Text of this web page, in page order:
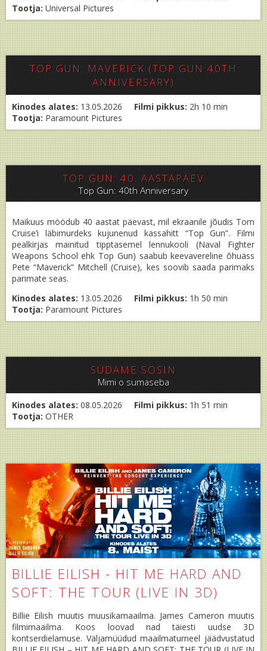
Tootja: Universal Pictures
TOP GUN: MAVERICK (TOP GUN 40TH
ANNIVERSARY)
Kinodes alates: 13.05.2026 Filmi pikkus: 2h 10 min
Tootja: Paramount Pictures
TOP GUN: 40. AASTAPÄEV
Top Gun: 40th Anniversary
Maikuus möödub 40 aastat päevast, mil ekraanile jõudis Tom
Cruise’i läbimurdeks kujunenud kassahitt “Top Gun”. Filmi
pealkirjas mainitud tipptasemel lennukooli (Naval Fighter
Weapons School ehk Top Gun) saabub keevavereline õhuäss
Pete “Maverick” Mitchell (Cruise), kes soovib saada parimaks
parimate seas.
Kinodes alates: 13.05.2026 Filmi pikkus: 1h 50 min
Tootja: Paramount Pictures
SÜDAME SOSIN
Mimi o sumaseba
Kinodes alates: 08.05.2026 Filmi pikkus: 1h 51 min
Tootja: OTHER
BILLIE EILISH - HIT ME HARD AND
SOFT: THE TOUR (LIVE IN 3D)
Billie Eilish muutis muusikamaailma. James Cameron muutis
filmimaailma. Koos loovad nad täiesti uudse 3D
kontserdielamuse. Väljamüüdud maailmaturneel jäädvustatud